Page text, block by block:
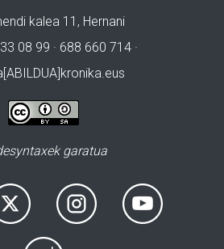
kalea 11, Hernani
08 99 · 688 660 714 ·
garatua